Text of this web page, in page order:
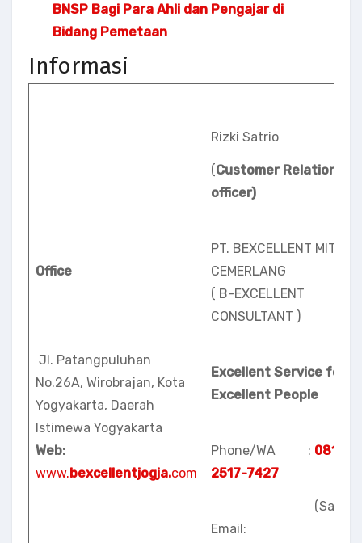
BNSP Bagi Para Ahli dan Pengajar di
Bidang Pemetaan
Informasi
Office
Jl. Patangpuluhan
No.26A, Wirobrajan, Kota
Yogyakarta, Daerah
Istimewa Yogyakarta
Web:
www.bexcellentjogja.com
Rizki Satrio
( Customer Relation
officer)
PT. BEXCELLENT MITRA
CEMERLANG
( B-EXCELLENT
CONSULTANT )
Excellent Service for
Excellent People
Phone/WA : 0813-
2517-7427
(Satrio)
Email: